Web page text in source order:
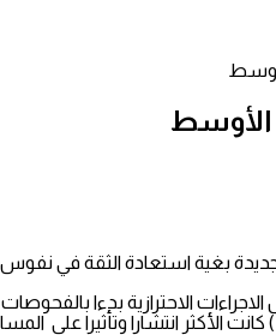
الأوسط
بغية استعادة الثقة في
الاحترازية بدءا
الأكثر انتشارا وتأثيرا على